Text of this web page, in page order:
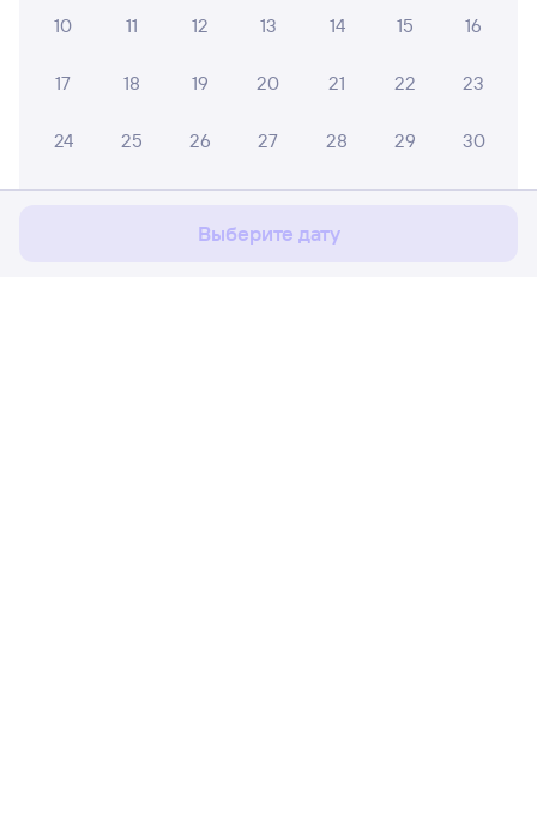
Мы используем cookies для более удобной работы
10 11 12 13 14 15 16
17 18 19 20 21 22 23
24 25 26 27 28 29 30
Выберите дату